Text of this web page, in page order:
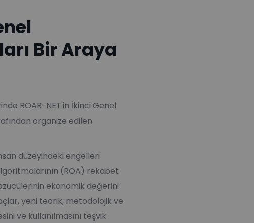
Bir Araya
ROAR-NET'in İkinci Genel
organize edilen
düzeyindeki engelleri
(ROA) rekabet
ekonomik değerini
yeni teorik, metodolojik ve
ve kullanılmasını teşvik